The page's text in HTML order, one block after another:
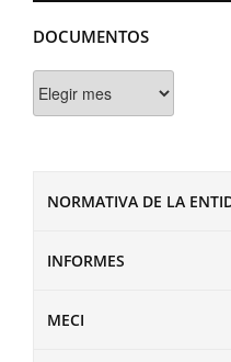
DOCUMENTOS
NORMATIVA DE LA
INFORMES
MECI